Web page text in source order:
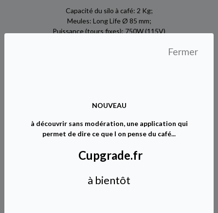
Capacité du silo à café: 2 Kg;
Meules: Long Life Ø 85 mm;
Puissance (tours fixes): 750W (115V)
jour;
Poids net/brut: 23/25 Kg;
jours
3 240,00€ TTC
Fermer
NOUVEAU
à découvrir sans modération, une application qui
permet de dire ce que l on pense du café...
Cupgrade.fr
à bientôt